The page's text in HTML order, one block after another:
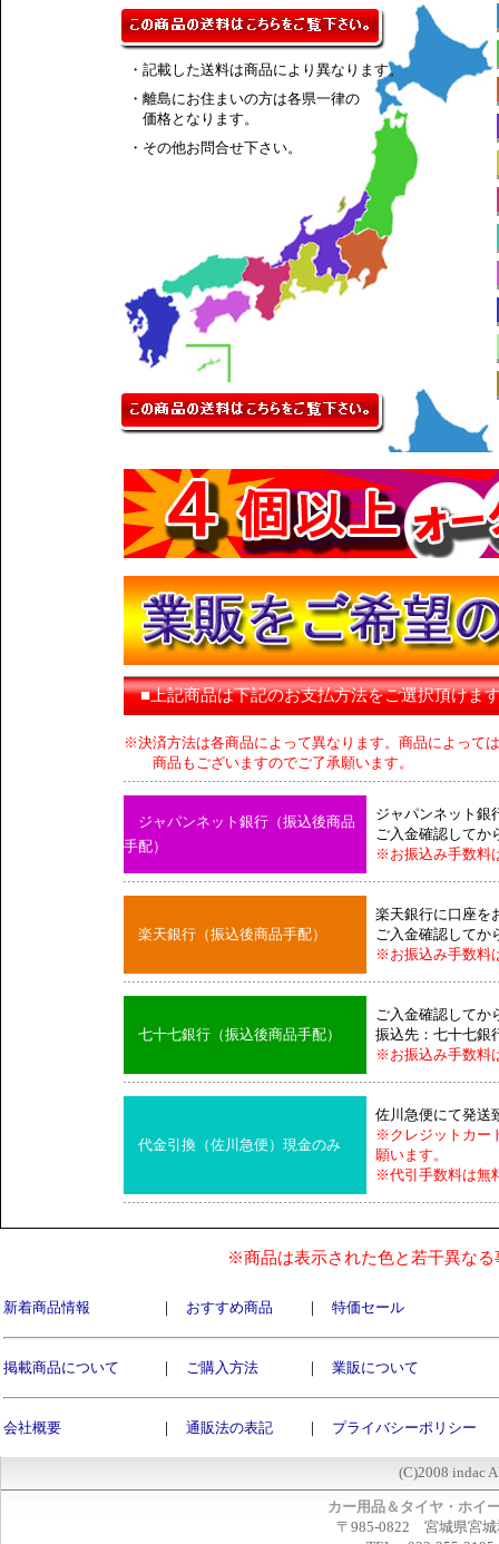
・記載した送料は商品により異なります。
・離島にお住まいの方は各県一律の
価格となります。
・その他お問合せ下さい。
■上記商品は下記のお支払方法をご選択頂けま
※決済方法は各商品によって異なります。商品によって
商品もございますのでご了承願います。
ジャパンネット銀行（振込後商品
手配）
ジャパンネット銀
ご入金確認してか
※お振込み手数料
楽天銀行（振込後商品手配）
楽天銀行に口座を
ご入金確認してか
※お振込み手数料
七十七銀行（振込後商品手配）
ご入金確認してか
振込先：七十七銀
※お振込み手数料
代金引換（佐川急便）現金のみ
佐川急便にて発送
※クレジットカー
願います。
※代引手数料は無
※商品は表示された色と若干異な
新着商品情報 ｜ おすすめ商品 ｜ 特価セール
掲載商品について ｜ ご購入方法 ｜ 業販について
会社概要 ｜ 通販法の表記 ｜ プライバシーポリシー
(C)2008 indac
カー用品＆タイヤ・ホイ
〒985-0822 宮城県宮城